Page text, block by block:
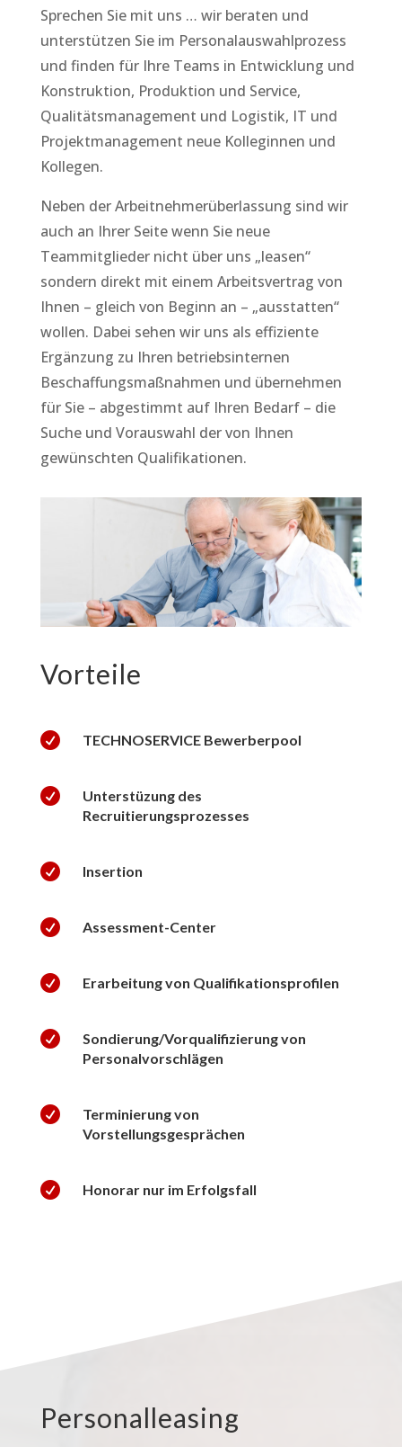
Sprechen Sie mit uns … wir beraten und
unterstützen Sie im Personalauswahlprozess
und finden für Ihre Teams in Entwicklung und
Konstruktion, Produktion und Service,
Qualitätsmanagement und Logistik, IT und
Projektmanagement neue Kolleginnen und
Kollegen.
Neben der Arbeitnehmerüberlassung sind wir
auch an Ihrer Seite wenn Sie neue
Teammitglieder nicht über uns „leasen“
sondern direkt mit einem Arbeitsvertrag von
Ihnen – gleich von Beginn an – „ausstatten“
wollen. Dabei sehen wir uns als effiziente
Ergänzung zu Ihren betriebsinternen
Beschaffungsmaßnahmen und übernehmen
für Sie – abgestimmt auf Ihren Bedarf – die
Suche und Vorauswahl der von Ihnen
gewünschten Qualifikationen.
Vorteile
 TECHNOSERVICE Bewerberpool

Unterstüzung des
Recruitierungsprozesses
 Insertion
 Assessment-Center
 Erarbeitung von Qualifikationsprofilen

Sondierung/Vorqualifizierung von
Personalvorschlägen

Terminierung von
Vorstellungsgesprächen
 Honorar nur im Erfolgsfall
Personalleasing